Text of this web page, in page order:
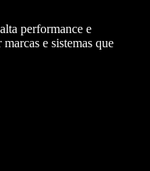
performance e
e sistemas que